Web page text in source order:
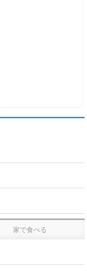
家で食べる